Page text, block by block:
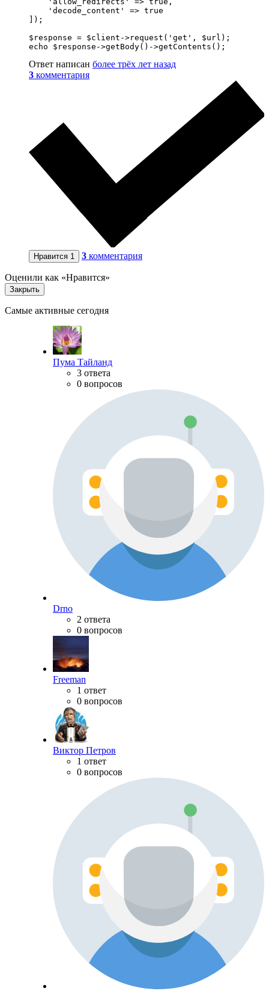
    'decode_content' => true
]);
$response = $client->request('get', $url);
echo $response->getBody()->getContents();
Ответ написан более трёх лет назад
3 комментария
Нравится 1 3 комментария
Оценили как «Нравится»
Закрыть
Самые активные сегодня
Пума Тайланд
3 ответа
0 вопросов
Drno
2 ответа
0 вопросов
Freeman
1 ответ
0 вопросов
Виктор Петров
1 ответ
0 вопросов